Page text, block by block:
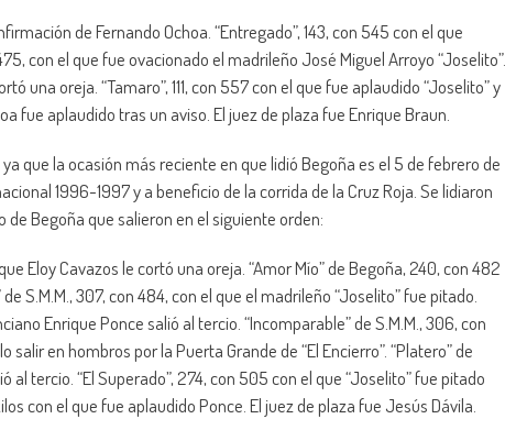
de Fernando Ochoa. “Entregado”, 143, con 545 con el que
con el que fue ovacionado el madrileño José Miguel Arroyo “Joselito”.
una oreja. “Tamaro”, 111, con 557 con el que fue aplaudido “Joselito” y
fue aplaudido tras un aviso. El juez de plaza fue Enrique Braun.
que la ocasión más reciente en que lidió Begoña es el 5 de febrero de
1996-1997 y a beneficio de la corrida de la Cruz Roja. Se lidiaron
Begoña que salieron en el siguiente orden:
Eloy Cavazos le cortó una oreja. “Amor Mío” de Begoña, 240, con 482
S.M.M., 307, con 484, con el que el madrileño “Joselito” fue pitado.
Enrique Ponce salió al tercio. “Incomparable” de S.M.M., 306, con
en hombros por la Puerta Grande de “El Encierro”. “Platero” de
al tercio. “El Superado”, 274, con 505 con el que “Joselito” fue pitado
con el que fue aplaudido Ponce. El juez de plaza fue Jesús Dávila.